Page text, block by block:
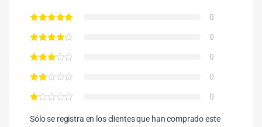
0
0
0
0
0
Sólo se registra en los clientes que han comprado este